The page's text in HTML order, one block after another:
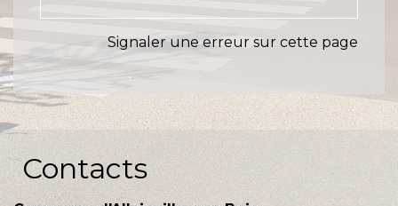
Signaler une erreur sur cette page
Contacts